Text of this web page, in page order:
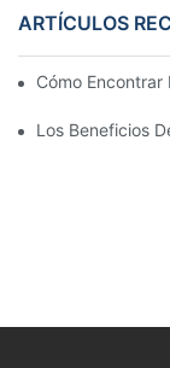
ARTÍCULOS
Cómo
Los Beneficios